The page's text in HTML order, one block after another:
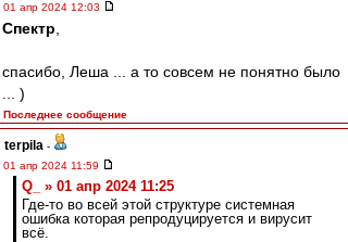
01 апр 2024 12:03
Спектр
спасибо, Леша ... а то совсем не понятно было
... )
Последнее сообщение
terpila -
01 апр 2024 11:59
Q_ » 01 апр 2024 11:25
Где-то во всей этой структуре системная
ошибка которая репродуцируется и вирусит
всё.